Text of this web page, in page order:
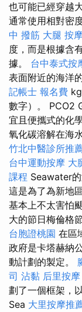
也可能已經穿越
通常使用相對密
中 撥筋 大腿 按
度，而是根據含
據。 台中泰式按
表面附近的海洋
記帳士 報名費
數字）。 PCO2
宜且便攜式的化
氧化碳溶解在海
竹北中醫診所推
台中運動按摩 大
課程 Seawater
這是為了為新地
基本上不太害怕
大的節日梅倫格
台胞證桃園 在區
政府是卡塔赫納
動計劃的製定。
司 沾黏 后里按摩
劃了一個框架，
Sea 大里按摩推